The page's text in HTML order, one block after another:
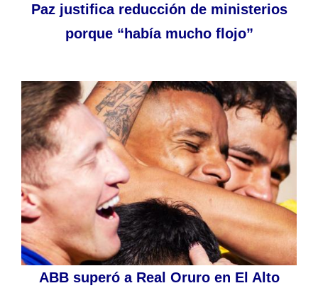
Paz justifica reducción de ministerios
porque “había mucho flojo”
ABB superó a Real Oruro en El Alto